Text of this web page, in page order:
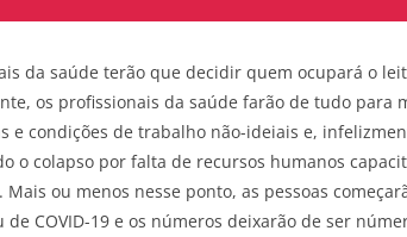
da saúde terão que decidir quem ocupará o
os profissionais da saúde farão de tudo para
e condições de trabalho não-ideiais e,
o colapso por falta de recursos humanos
ou menos nesse ponto, as pessoas
COVID-19 e os números deixarão de ser